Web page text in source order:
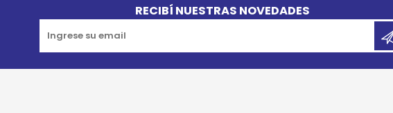
RECIBÍ NUESTRAS NOVEDADES